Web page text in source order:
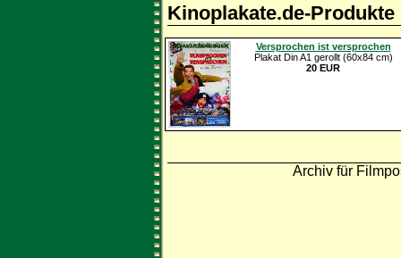
Kinoplakate.de-Produkte
Versprochen ist versprochen
Plakat Din A1 gerollt (60x84 cm)
20 EUR
Archiv für